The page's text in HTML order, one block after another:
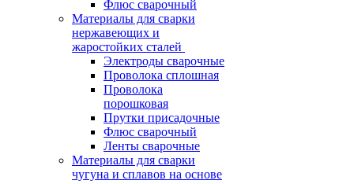
Флюс сварочный
Материалы для сварки
нержавеющих и
жаростойких сталей
Электроды сварочные
Проволока сплошная
Проволока
порошковая
Прутки присадочные
Флюс сварочный
Ленты сварочные
Материалы для сварки
чугуна и сплавов на основе